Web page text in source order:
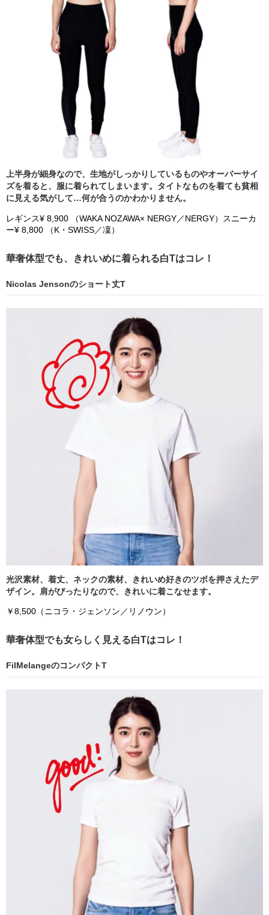
上半身が細身なので、生地がしっかりしているものやオーバーサイ
ズを着ると、服に着られてしまいます。タイトなものを着ても貧相
に見える気がして…何が合うのかわかりません。
レギンス¥ 8,900 （WAKA NOZAWA× NERGY／NERGY）スニーカ
ー¥ 8,800 （K・SWISS／凜）
華奢体型でも、きれいめに着られる白Tはコレ！
Nicolas Jensonのショート丈T
光沢素材、着丈、ネックの素材、きれいめ好きのツボを押さえたデ
ザイン。肩がぴったりなので、きれいに着こなせます。
￥8,500（ニコラ・ジェンソン／リノウン）
華奢体型でも女らしく見える白Tはコレ！
FilMelangeのコンパクトT